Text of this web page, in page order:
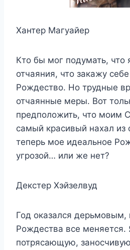
Хантер Магуайер
Кто бы мог подумать, что
отчаяния, что закажу
Рождество. Но трудные
отчаянные меры. Вот
предположить, что моим
самый красивый нахал из
теперь мое идеальное
угрозой… или же нет?
Декстер Хэйзелвуд
Год оказался дерьмовым,
Рождества все
потрясающую,